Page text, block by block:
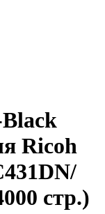
Ricoh
стр.)